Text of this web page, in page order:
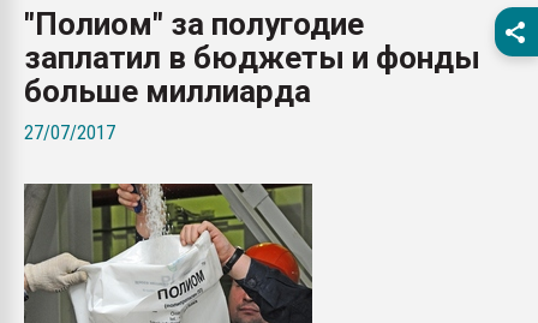
28.07.2026
ситуацией на
"Полиом" за полугодие
заплатил в бюджеты и фонды
больше миллиарда
27/07/2017